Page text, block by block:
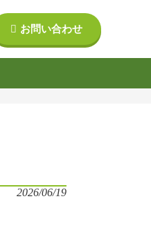
お問い合わせ
2026/06/19